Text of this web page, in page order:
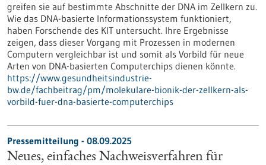
greifen sie auf bestimmte Abschnitte der DNA im Zellkern zu.
Wie das DNA-basierte Informationssystem funktioniert,
haben Forschende des KIT untersucht. Ihre Ergebnisse
zeigen, dass dieser Vorgang mit Prozessen in modernen
Computern vergleichbar ist und somit als Vorbild für neue
Arten von DNA-basierten Computerchips dienen könnte.
https://www.gesundheitsindustrie-
bw.de/fachbeitrag/pm/molekulare-bionik-der-zellkern-als-
vorbild-fuer-dna-basierte-computerchips
Pressemitteilung - 08.09.2025
Neues, einfaches Nachweisverfahren für